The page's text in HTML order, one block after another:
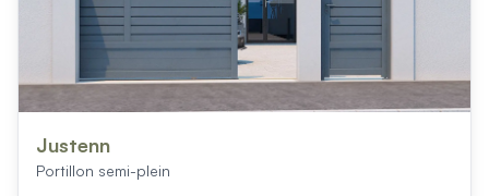
Justenn
Portillon semi-plein